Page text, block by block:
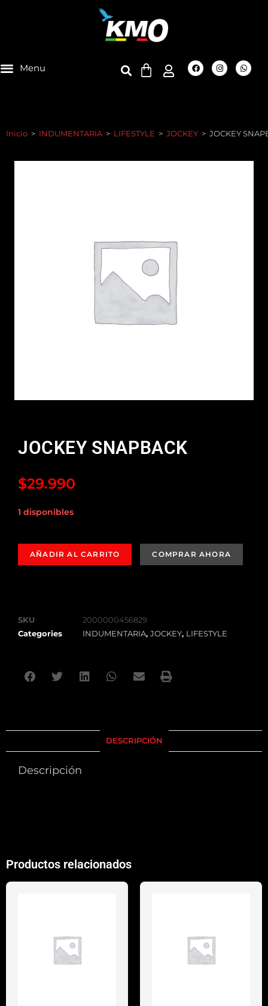
Inicio > INDUMENTARIA > LIFESTYLE > JOCKEY > JOCKEY
JOCKEY SNAPBACK
$29.990
1 disponibles
AÑADIR AL CARRITO
SKU
2000000456829
Categories
INDUMENTARIA, JOCKEY, LIFESTYLE
DESCRIPCIÓN
Descripción
Productos relacionados